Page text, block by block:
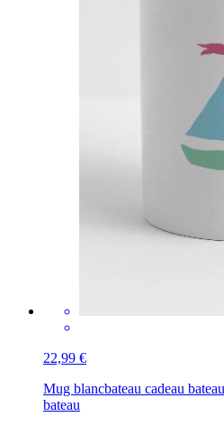
22,99 €
Mug blancbateau cadeau
bateau